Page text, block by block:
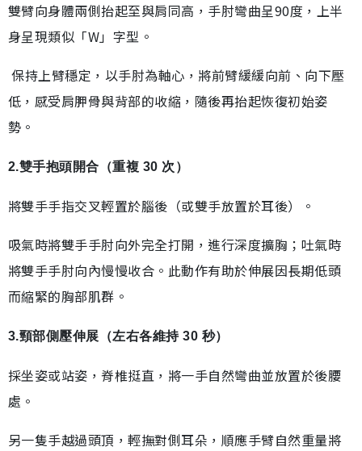
雙臂向身體兩側抬起至與肩同高，手肘彎曲呈90度，上半
身呈現類似「W」字型。
保持上臂穩定，以手肘為軸心，將前臂緩緩向前、向下壓
低，感受肩胛骨與背部的收縮，隨後再抬起恢復初始姿
勢。
2.雙手抱頭開合（重複 30 次）
將雙手手指交叉輕置於腦後（或雙手放置於耳後）。
吸氣時將雙手手肘向外完全打開，進行深度擴胸；吐氣時
將雙手手肘向內慢慢收合。此動作有助於伸展因長期低頭
而縮緊的胸部肌群。
3.頸部側壓伸展（左右各維持 30 秒）
採坐姿或站姿，脊椎挺直，將一手自然彎曲並放置於後腰
處。
另一隻手越過頭頂，輕撫對側耳朵，順應手臂自然重量將